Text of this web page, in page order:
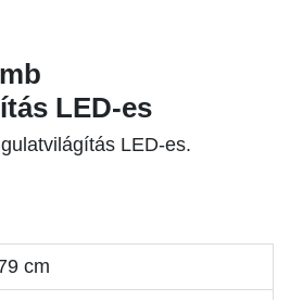
LED-es
LED-es.
cm